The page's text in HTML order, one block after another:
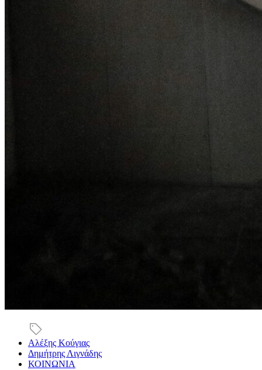
Αλέξης Κούγιας
Δημήτρης Λιγνάδης
ΚΟΙΝΩΝΙΑ